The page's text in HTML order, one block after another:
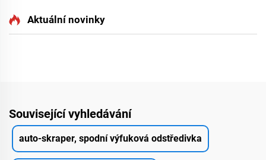
Aktuální novinky
Související vyhledávání
auto-skraper, spodní výfuková odstředivka